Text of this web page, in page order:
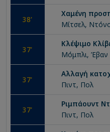
38'
Χαμένη
Μίτσελ,
37'
Κλέψιμο
Μόμπλι, Έβαν
37'
Αλλαγή
Πιντ, Πολ
37'
Ριμπάουντ
Πιντ, Πολ